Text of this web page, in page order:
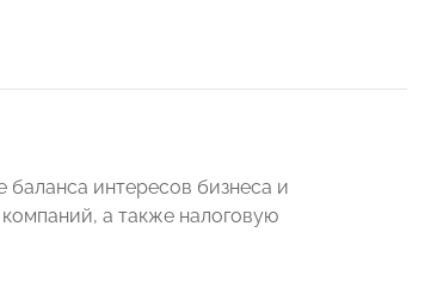
интересов бизнеса и
а также налоговую